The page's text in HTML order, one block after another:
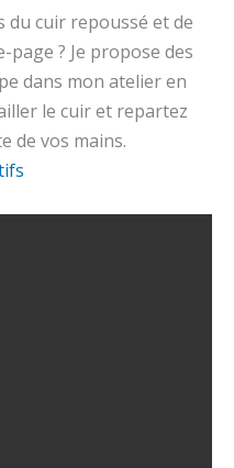
du cuir repoussé et de
? Je propose des
dans mon atelier en
le cuir et repartez
de vos mains.